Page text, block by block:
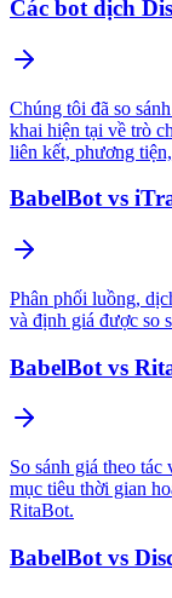
Các bot dịch
Chúng tôi đã so
khai hiện tại về trò
liên kết, phương
BabelBot vs
Phân phối luồng,
và định giá được so
BabelBot vs
So sánh giá theo
mục tiêu thời gian
RitaBot.
BabelBot vs